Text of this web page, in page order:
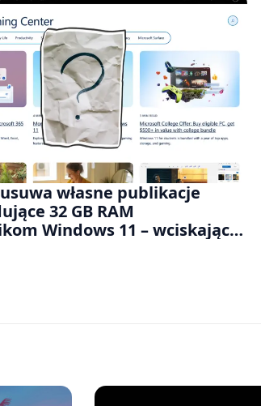
własne publikacje
32 GB RAM
Windows 11 – wciskając
komputery z 8 GB RAM po